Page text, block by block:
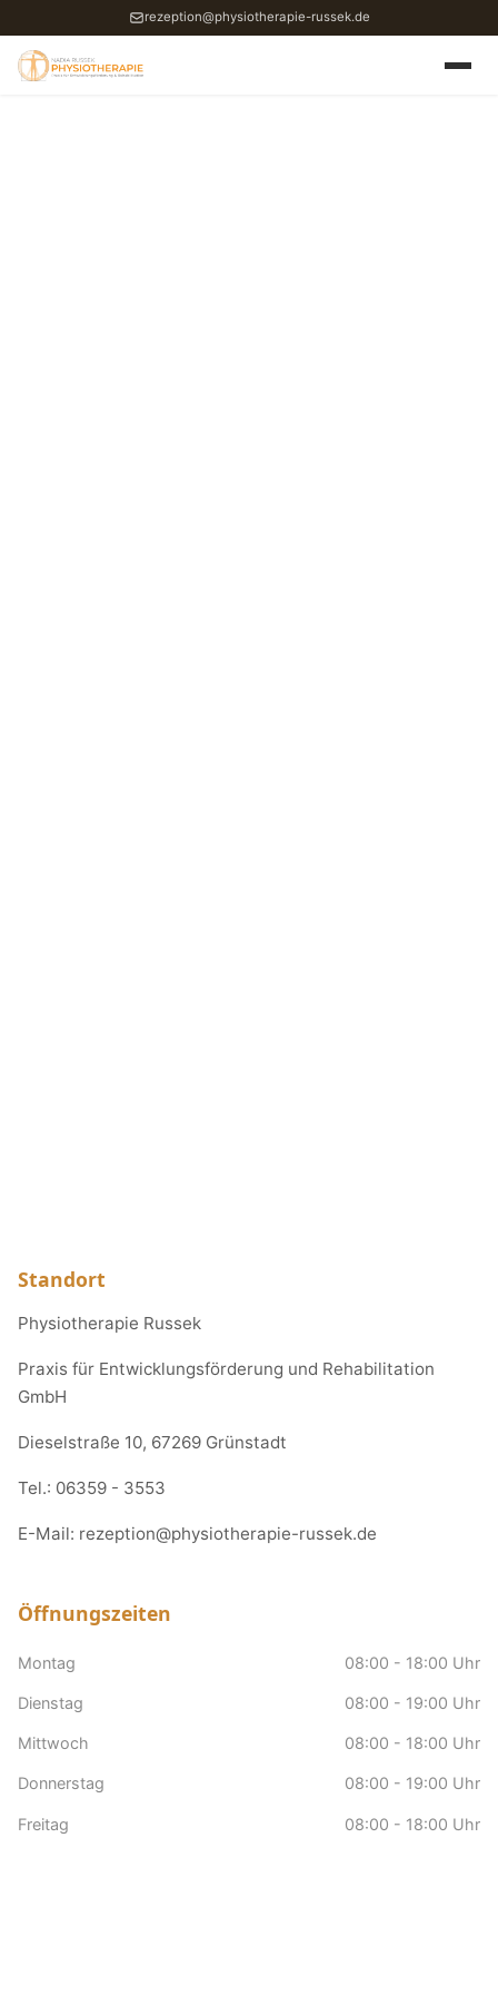
rezeption@physiotherapie-russek.de
Standort
Physiotherapie Russek
Praxis für Entwicklungsförderung und Rehabilitation
GmbH
Dieselstraße 10, 67269 Grünstadt
Tel.: 06359 - 3553
E-Mail: rezeption@physiotherapie-russek.de
Öffnungszeiten
Montag 08:00 - 18:00 Uhr
Dienstag 08:00 - 19:00 Uhr
Mittwoch 08:00 - 18:00 Uhr
Donnerstag 08:00 - 19:00 Uhr
Freitag 08:00 - 18:00 Uhr